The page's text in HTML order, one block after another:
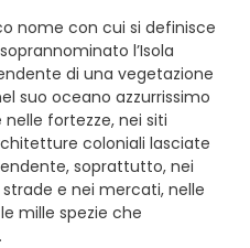
nome con cui si definisce
l’Isola
di una vegetazione
suo oceano azzurrissimo
fortezze, nei siti
coloniali lasciate
soprattutto, nei
e nei mercati, nelle
mille spezie che